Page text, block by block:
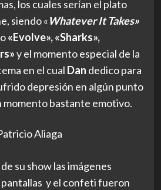
los cuales serían el plato
siendo «Whatever It Takes»
«Evolve», «Sharks»,
y el momento especial de la
en el cual Dan dedico para
depresión en algún punto
momento bastante emotivo.
Aliaga
su show las imágenes
y el confeti fueron